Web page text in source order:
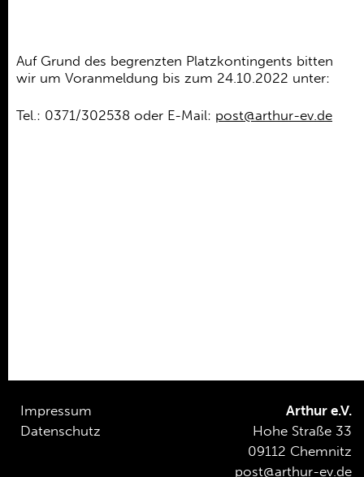
Auf Grund des begrenzten Platzkontingents bitten
wir um Voranmeldung bis zum 24.10.2022 unter:
Tel.: 0371/302538 oder E-Mail: post@arthur-ev.de
Impressum
Datenschutz
Arthur e.V.
Hohe Straße 33
09112 Chemnitz
post@arthur-ev.de